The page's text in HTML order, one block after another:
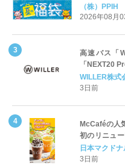
「夏福袋」
（株）PPIH
2026年08月
高速バス「
「NEXT20
WILLER株式
3日前
McCaféの人
初のリニュ
ッペ」「マ
開始
日本マクド
3日前